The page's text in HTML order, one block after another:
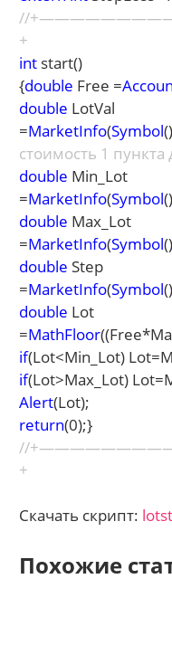
//
+
int start()
{double Free =
double LotVal
=MarketInfo(Symbol
стоимость 1 пункта
double Min_Lot
=MarketInfo(Symbol
double Max_Lot
=MarketInfo(Symbol
double Step
=MarketInfo(Symbol
double Lot
=MathFloor
if(Lot<Min_Lot)
if(Lot>Max_Lot)
Alert(Lot);
return(0);}
//
+
Скачать скрипт:
Похожие